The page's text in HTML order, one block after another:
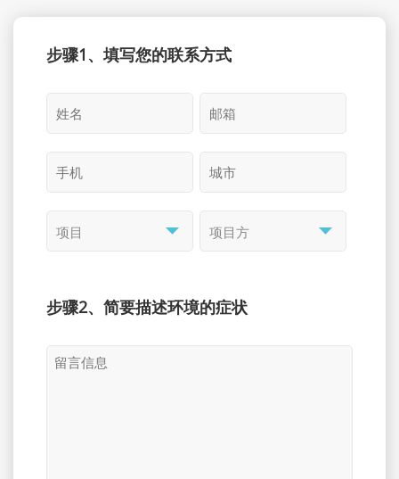
步骤1、填写您的联系方式
步骤2、简要描述环境的症状